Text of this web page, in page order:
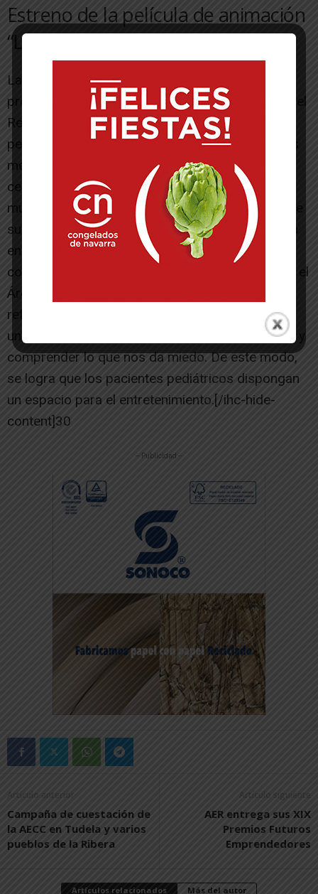
Estreno de la película de animación
“Luca” para pacientes de Pediatría
La inauguración de la muestra coincide con la
proyección para los niños y niñas ingresados en el
Reina Sofía, este mismo viernes, de la última
película de Disney, que lleva por título “Luca”. Los
menores ingresados en la planta de Pediatría del
centro hospitalario podrán asistir al estreno
mundial de este largometraje de animación desde
sus habitaciones, ya que la película se visualizará
en el circuito interno de televisión, gracias a la
colaboración del grupo Italfarmaco y Disney con el
Área de Salud de Tudela. Esta iniciativa pretende
reforzar la resiliencia de menores y familias con
una historia que habla de abrazar las diferencias y
comprender lo que nos da miedo. De este modo,
se logra que los pacientes pediátricos dispongan
un espacio para el entretenimiento.[/ihc-hide-
content]30
-- Publicidad --
Artículo anterior
Campaña de cuestación de
la AECC en Tudela y varios
pueblos de la Ribera
Artículo siguiente
AER entrega sus XIX
Premios Futuros
Emprendedores
Artículos relacionados Más del autor